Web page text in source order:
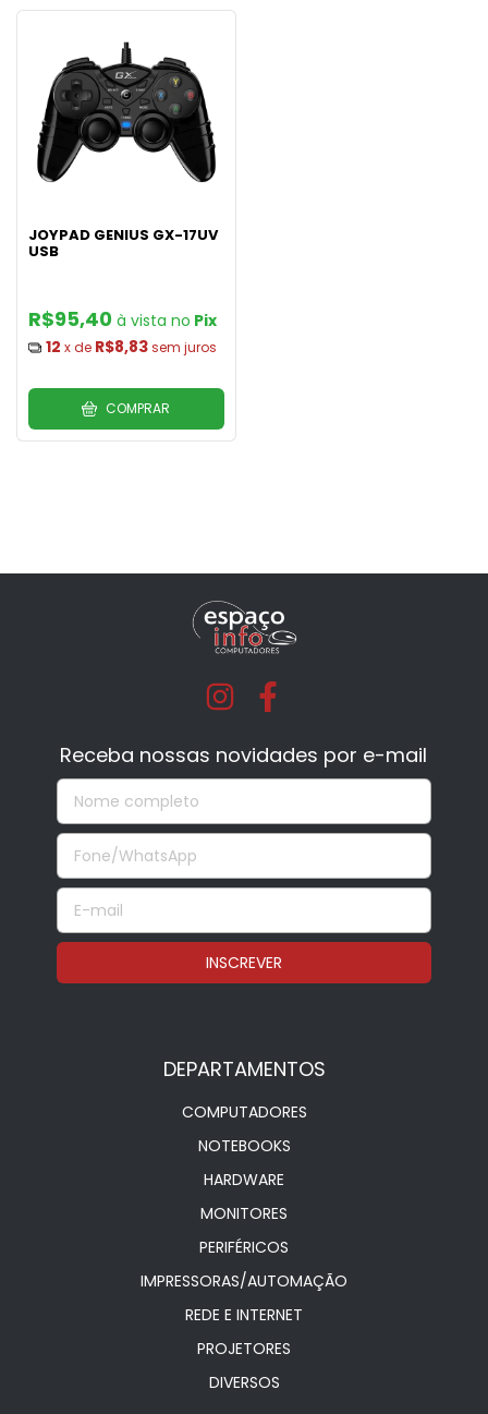
JOYPAD GENIUS GX-17UV
USB
R$95,40
Pix
12 x de R$8,83sem juros
COMPRAR
Receba nossas novidades por e-mail
DEPARTAMENTOS
COMPUTADORES
NOTEBOOKS
HARDWARE
MONITORES
PERIFÉRICOS
IMPRESSORAS/AUTOMAÇÃO
REDE E INTERNET
PROJETORES
DIVERSOS